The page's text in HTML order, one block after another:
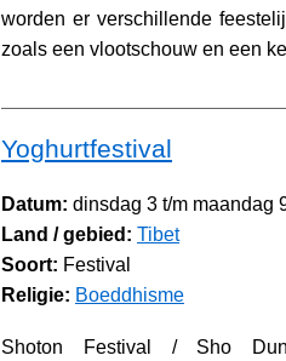
worden er verschillende
zoals een vlootschouw en een
Yoghurtfestival
Datum: dinsdag 3 t/m maandag
Land / gebied: Tibet
Soort: Festival
Religie: Boeddhisme
Shoton Festival / Sho